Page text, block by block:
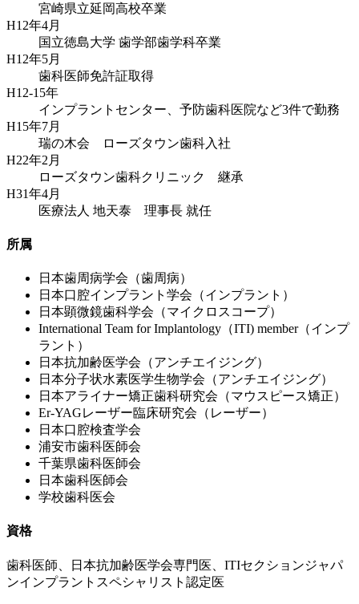
宮崎県立延岡高校卒業
H12年4月
国立徳島大学 歯学部歯学科卒業
H12年5月
歯科医師免許証取得
H12-15年
インプラントセンター、予防歯科医院など3件で勤務
H15年7月
瑞の木会 ローズタウン歯科入社
H22年2月
ローズタウン歯科クリニック 継承
H31年4月
医療法人 地天泰 理事長 就任
所属
日本歯周病学会（歯周病）
日本口腔インプラント学会（インプラント）
日本顕微鏡歯科学会（マイクロスコープ）
International Team for Implantology（ITI) member（インプ
ラント）
日本抗加齢医学会（アンチエイジング）
日本分子状水素医学生物学会（アンチエイジング）
日本アライナー矯正歯科研究会（マウスピース矯正）
Er-YAGレーザー臨床研究会（レーザー）
日本口腔検査学会
浦安市歯科医師会
千葉県歯科医師会
日本歯科医師会
学校歯科医会
資格
歯科医師、日本抗加齢医学会専門医、ITIセクションジャパ
ンインプラントスペシャリスト認定医